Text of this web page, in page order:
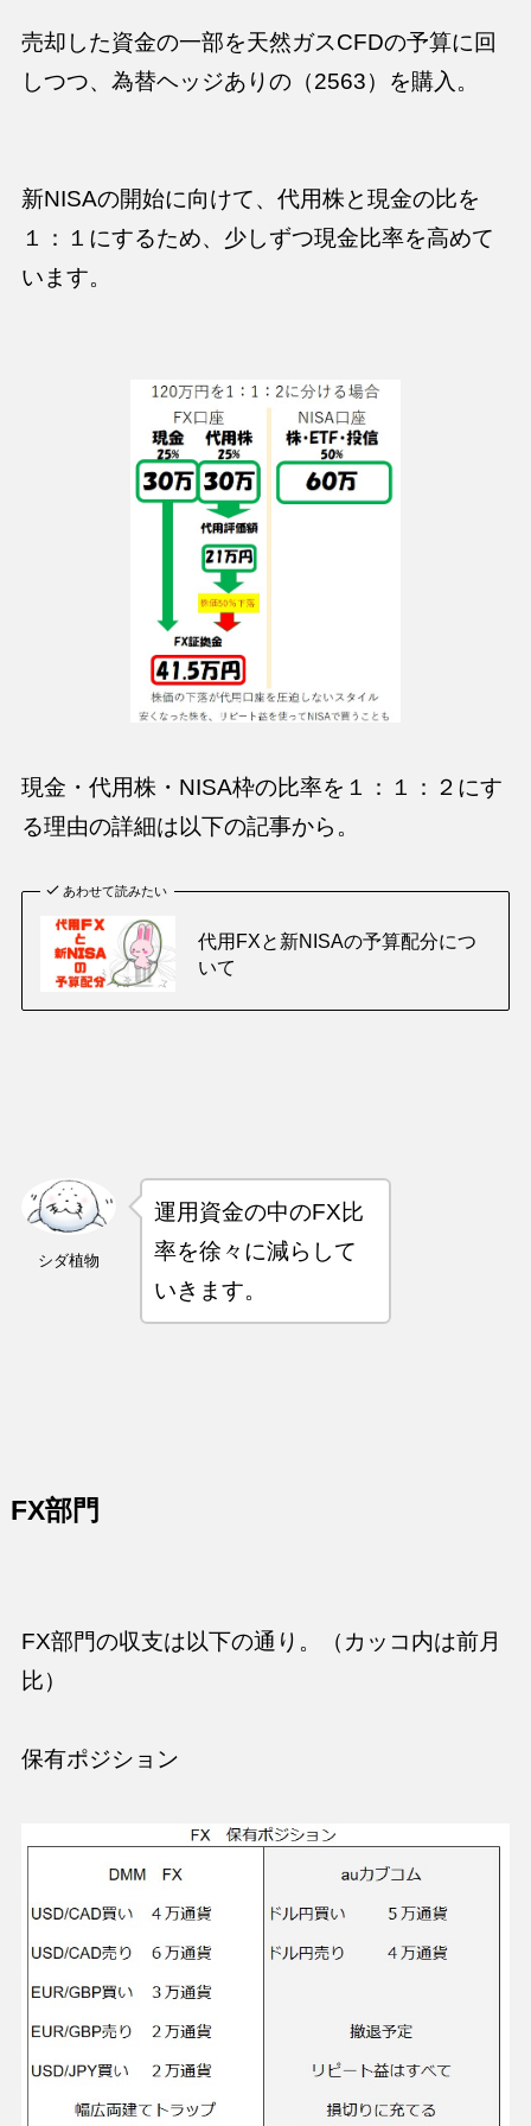
売却した資金の一部を天然ガスCFDの予算に回
しつつ、為替ヘッジありの（2563）を購入。
新NISAの開始に向けて、代用株と現金の比を
１：１にするため、少しずつ現金比率を高めて
います。
現金・代用株・NISA枠の比率を１：１：２にす
る理由の詳細は以下の記事から。
あわせて読みたい
代用FXと新NISAの予算配分につ
いて
シダ植物
運用資金の中のFX比
率を徐々に減らして
いきます。
FX部門
FX部門の収支は以下の通り。（カッコ内は前月
比）
保有ポジション